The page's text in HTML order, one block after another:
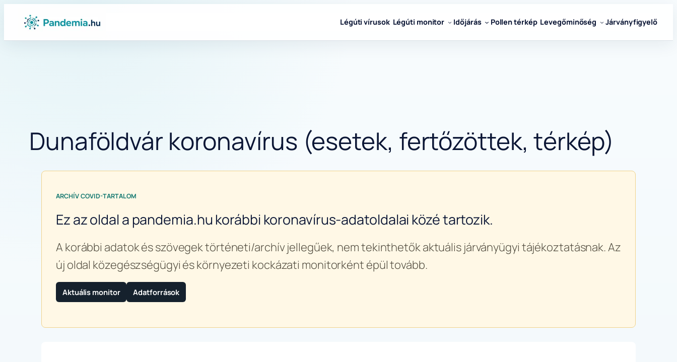
Ugrás
tartalomhoz
Légúti vírusok Légúti monitor Időjárás Pollen térkép Levegőminőség Járványfigyelő
Dunaföldvár koronavírus (esetek, fertőzöttek, térkép)
ARCHÍV COVID-TARTALOM
Ez az oldal a pandemia.hu korábbi koronavírus-adatoldalai közé tartozik.
A korábbi adatok és szövegek történeti/archív jellegűek, nem tekinthetők aktuális járványügyi tájékoztatásnak. Az
új oldal közegészségügyi és környezeti kockázati monitorként épül tovább.
Aktuális monitor Adatforrások